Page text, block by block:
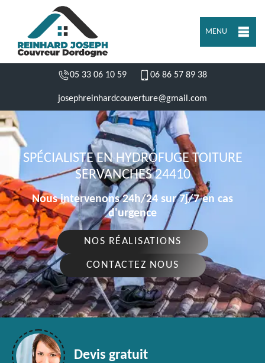
MENU
05 33 06 10 59 06 86 57 89 38
josephreinhardcouverture@gmail.com
SPÉCIALISTE EN HYDROFUGE TOITURE
SERVANCHES 24410
Nous intervenons 24h/24 sur 7j/7 en cas
d'urgence
NOS RÉALISATIONS
CONTACTEZ NOUS
Devis gratuit